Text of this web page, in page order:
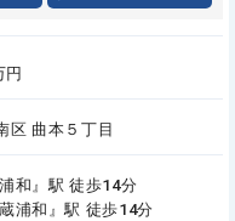
円
区 曲本５丁目
和』駅 徒歩14分
浦和』駅 徒歩14分